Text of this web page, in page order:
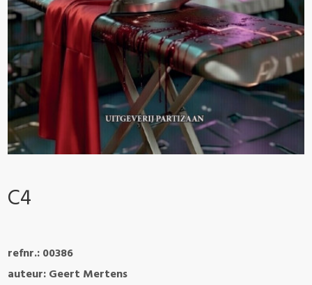
C4
refnr.: 00386
auteur: Geert Mertens